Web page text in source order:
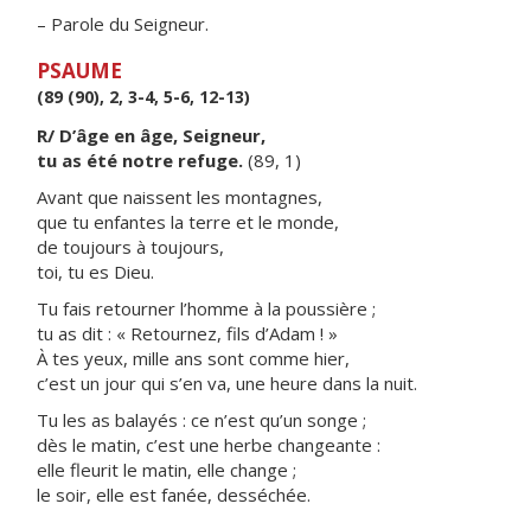
– Parole du Seigneur.
PSAUME
(89 (90), 2, 3-4, 5-6, 12-13)
R/ D’âge en âge, Seigneur,
tu as été notre refuge. (89, 1)
Avant que naissent les montagnes,
que tu enfantes la terre et le monde,
de toujours à toujours,
toi, tu es Dieu.
Tu fais retourner l’homme à la poussière ;
tu as dit : « Retournez, fils d’Adam ! »
À tes yeux, mille ans sont comme hier,
c’est un jour qui s’en va, une heure dans la nuit.
Tu les as balayés : ce n’est qu’un songe ;
dès le matin, c’est une herbe changeante :
elle fleurit le matin, elle change ;
le soir, elle est fanée, desséchée.